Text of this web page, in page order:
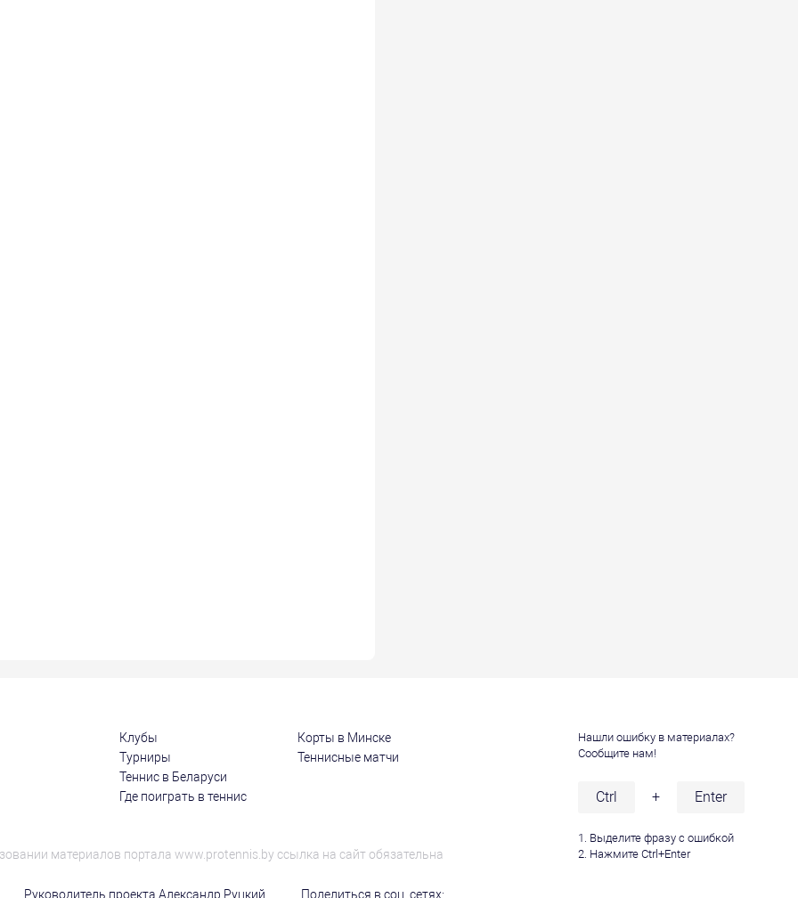
Клубы
Турниры
Теннис в Беларуси
Где поиграть в теннис
Корты в Минске
Теннисные матчи
материалов портала www.protennis.by ссылка на сайт обязательна
Нашли ошибку в материалах?
Сообщите нам!
Ctrl + Enter
1. Выделите фразу с ошибкой
2. Нажмите Ctrl+Enter
Руководитель проекта Александр Руцкий Поделиться в соц. сетях: